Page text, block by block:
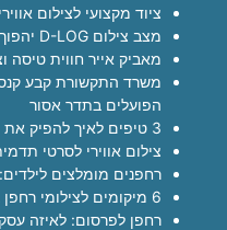
ציוד מקצועי לצילום
מצב צילום D-LOG יהפוך לך את הצילומים למרשימים יותר
מאביק אייר חווית טיסה
הפועלים בתדר אסור
3 טיפים לאיך להפיק את השוט צילום אווירי המדהים ביותר
צילום אווירי לסרטי
רחפנים מומלצים
6 מיקומים לצילומי רחפן בנתניה
רחפן לפרסום: לאיזה